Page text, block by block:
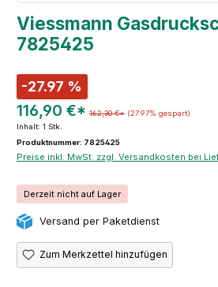
Viessmann
7825425
-27.97 %
116,90 €* 162,30 €* (27.97% gespart)
Inhalt: 1 Stk.
Produktnummer: 7825425
Preise inkl. MwSt. zzgl. Versandkosten bei
Derzeit nicht auf Lager
Versand per Paketdienst
Zum Merkzettel hinzufügen